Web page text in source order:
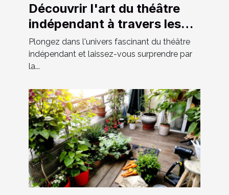
Découvrir l'art du théâtre
indépendant à travers les
spectacles locaux
Plongez dans l'univers fascinant du théâtre
indépendant et laissez-vous surprendre par
la...